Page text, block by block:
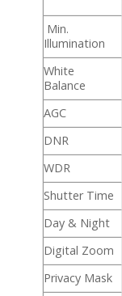
Min.
Illumination
White
Balance
AGC
DNR
WDR
Shutter Time
Day & Night
Digital Zoom
Privacy Mask